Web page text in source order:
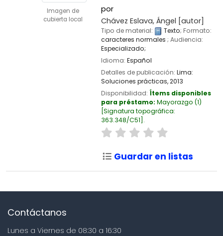
Imagen de
cubierta local
por
Chávez Eslava, Ángel [autor]
Tipo de material: Texto; Formato:
caracteres normales ; Audiencia:
Especializado;
Idioma: Español
Detalles de publicación: Lima:
Soluciones prácticas,2013
Disponibilidad: Ítems disponibles
para préstamo: Mayorazgo (1)
Signatura topográfica:
363.348/C51 .
Guardar en listas
Contáctanos
Lunes a Viernes de 08:30 a 16:30